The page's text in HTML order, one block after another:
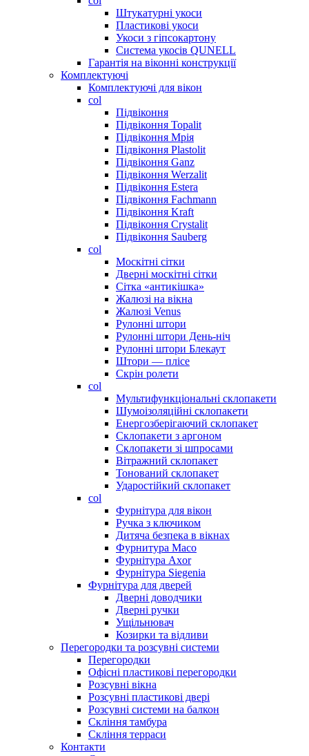
Штукатурні укоси
Пластикові укоси
Укоси з гіпсокартону
Система укосів QUNELL
Гарантія на віконні конструкції
Комплектуючі
Комплектуючі для вікон
col
Підвіконня
Підвіконня Topalit
Підвіконня Мрія
Підвіконня Plastolit
Підвіконня Ganz
Підвіконня Werzalit
Підвіконня Estera
Підвіконня Fachmann
Підвіконня Kraft
Підвіконня Crystalit
Підвіконня Sauberg
col
Москітні сітки
Дверні москітні сітки
Сітка «антикішка»
Жалюзі на вікна
Жалюзі Venus
Рулонні штори
Рулонні штори День-ніч
Рулонні штори Блекаут
Штори — плісе
Скрін ролети
col
Мультифункціональні склопакети
Шумоізоляційні склопакети
Енергозберігаючий склопакет
Склопакети з аргоном
Склопакети зі шпросами
Вітражний склопакет
Тонований склопакет
Ударостійкий склопакет
col
Фурнітура для вікон
Ручка з ключиком
Дитяча безпека в вікнах
Фурнитура Maco
Фурнітура Axor
Фурнітура Siegenia
Фурнітура для дверей
Дверні доводчики
Дверні ручки
Ущільнювач
Козирки та відливи
Перегородки та розсувні системи
Перегородки
Офісні пластикові перегородки
Розсувні вікна
Розсувні пластикові двері
Розсувні системи на балкон
Скління тамбура
Скління терраси
Контакти